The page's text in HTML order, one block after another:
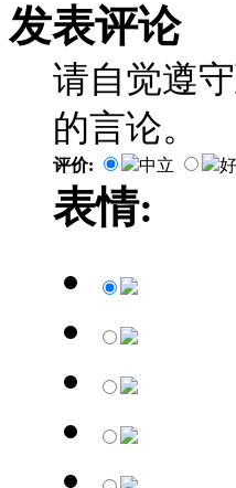
发表评论
请自觉遵
的言论。
评价: 中立
表情: